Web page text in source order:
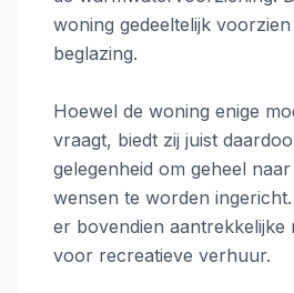
woning gedeeltelijk
beglazing.
Hoewel de woning enige
vraagt, biedt zij juist
gelegenheid om geheel
wensen te worden
er bovendien aantrekkelijke
voor recreatieve verhuur.